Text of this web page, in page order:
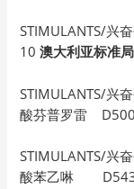
10澳大利亚标准局
STIMULANTS/
酸芬普罗雷
STIMULANTS/
酸苯乙啉